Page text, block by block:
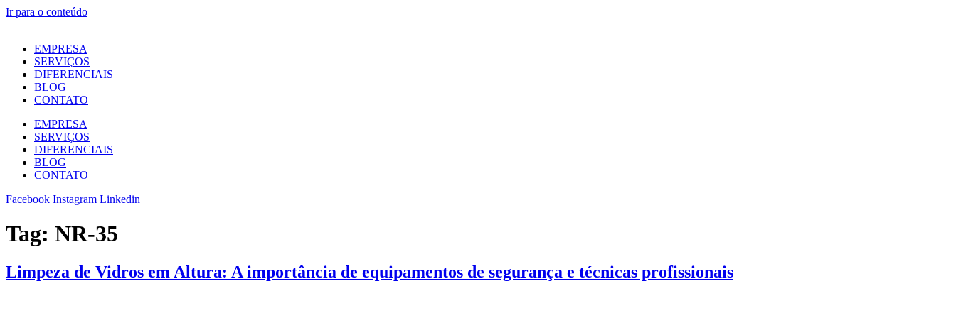
Ir para o conteúdo
EMPRESA
SERVIÇOS
DIFERENCIAIS
BLOG
CONTATO
EMPRESA
SERVIÇOS
DIFERENCIAIS
BLOG
CONTATO
Facebook Instagram Linkedin
Tag: NR-35
Limpeza de Vidros em Altura: A importância de equipamentos de segurança e técnicas profissionais